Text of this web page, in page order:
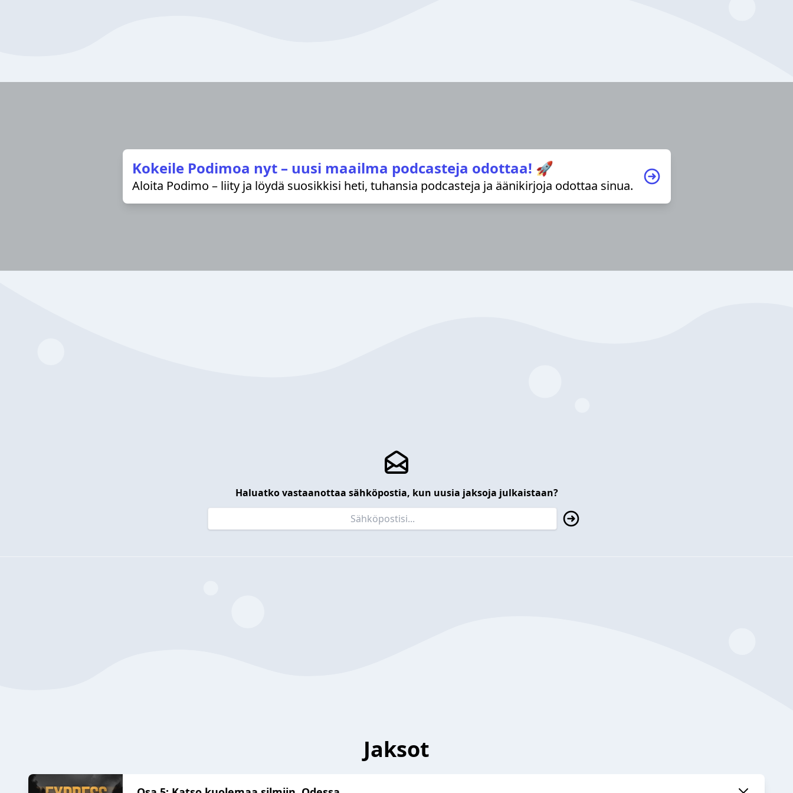
Kokeile Podimoa nyt – uusi maailma podcasteja odottaa! 🚀
Aloita Podimo – liity ja löydä suosikkisi heti, tuhansia podcasteja ja äänikirjoja odottaa sinua.
Haluatko vastaanottaa sähköpostia, kun uusia jaksoja julkaistaan?
Jaksot